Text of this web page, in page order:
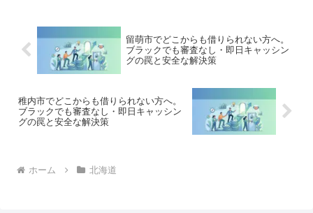
促を止める無料相談窓口をご案内しま
す。
留萌市でどこからも借りられない方へ。
ブラックでも審査なし・即日キャッシン
グの罠と安全な解決策
稚内市でどこからも借りられない方へ。
ブラックでも審査なし・即日キャッシン
グの罠と安全な解決策
ホーム 北海道